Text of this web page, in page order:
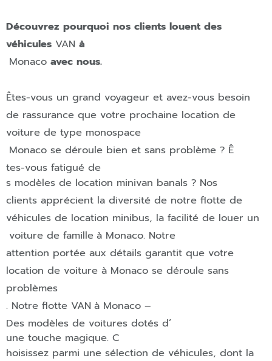
Découvrez pourquoi nos clients louent des
véhicules VAN à
Monaco avec nous.
Êtes-vous un grand voyageur et avez-vous besoin
de rassurance que votre prochaine location de
voiture de type monospace
Monaco se déroule bien et sans problème ? Ê
tes-vous fatigué de
s modèles de location minivan banals ? Nos
clients apprécient la diversité de notre flotte de
véhicules de location minibus, la facilité de louer un
voiture de famille à Monaco. Notre
attention portée aux détails garantit que votre
location de voiture à Monaco se déroule sans
problèmes
. Notre flotte VAN à Monaco –
Des modèles de voitures dotés d’
une touche magique. C
hoisissez parmi une sélection de véhicules, dont la